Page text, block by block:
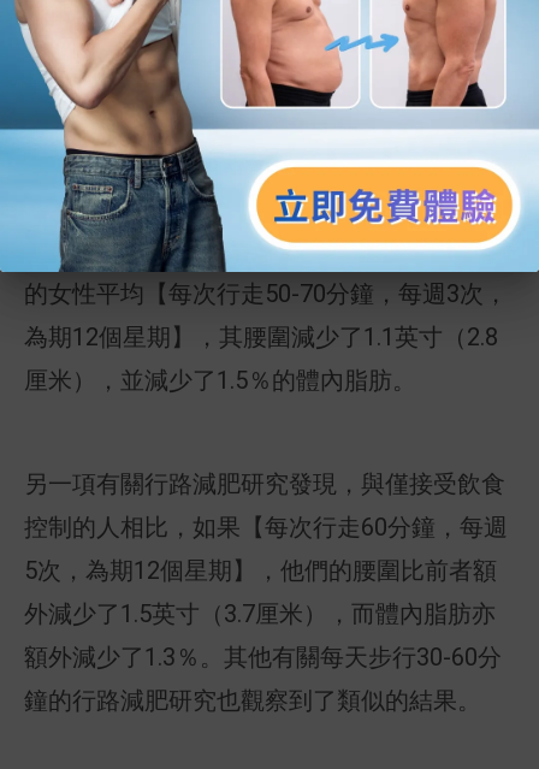
肚腩儲存大量脂肪，大大增加患2型糖尿病和
心臟病等疾病的風險。腰圍大於40英寸（102
厘米）的男性和腰圍大於35英寸（88厘米）的
女性就被介定為中央肥胖，要多加注意了。減
肚腩最有效的方法之一是定期做有氧運動，例
如步行。在一項有關行路減肥的研究中，肥胖
的女性平均【每次行走50-70分鐘，每週3次，
為期12個星期】，其腰圍減少了1.1英寸（2.8
厘米），並減少了1.5％的體內脂肪。
另一項有關行路減肥研究發現，與僅接受飲食
控制的人相比，如果【每次行走60分鐘，每週
5次，為期12個星期】，他們的腰圍比前者額
外減少了1.5英寸（3.7厘米），而體內脂肪亦
額外減少了1.3％。其他有關每天步行30-60分
鐘的行路減肥研究也觀察到了類似的結果。